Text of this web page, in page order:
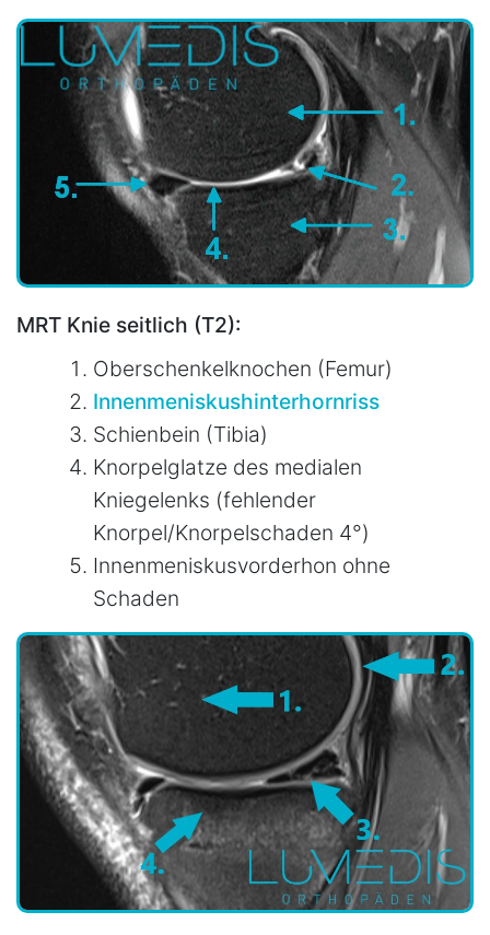
MRT Knie seitlich (T2):
Oberschenkelknochen (Femur)
Innenmeniskushinterhornriss
Schienbein (Tibia)
Knorpelglatze des medialen
Kniegelenks (fehlender
Knorpel/Knorpelschaden 4°)
Innenmeniskusvorderhon ohne
Schaden